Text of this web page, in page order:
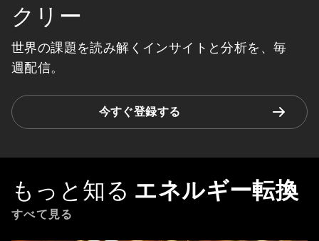
クリー
世界の課題を読み解くインサイトと分析を、毎
週配信。
今すぐ登録する
もっと知る エネルギー転換
すべて見る